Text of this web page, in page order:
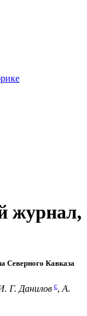
журнал,
Северного Кавказа
Г. Даниловc, А.